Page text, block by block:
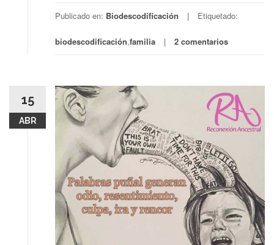
Publicado en: Biodescodificación Etiquetado:
biodescodificación,familia 2 comentarios
15
ABR